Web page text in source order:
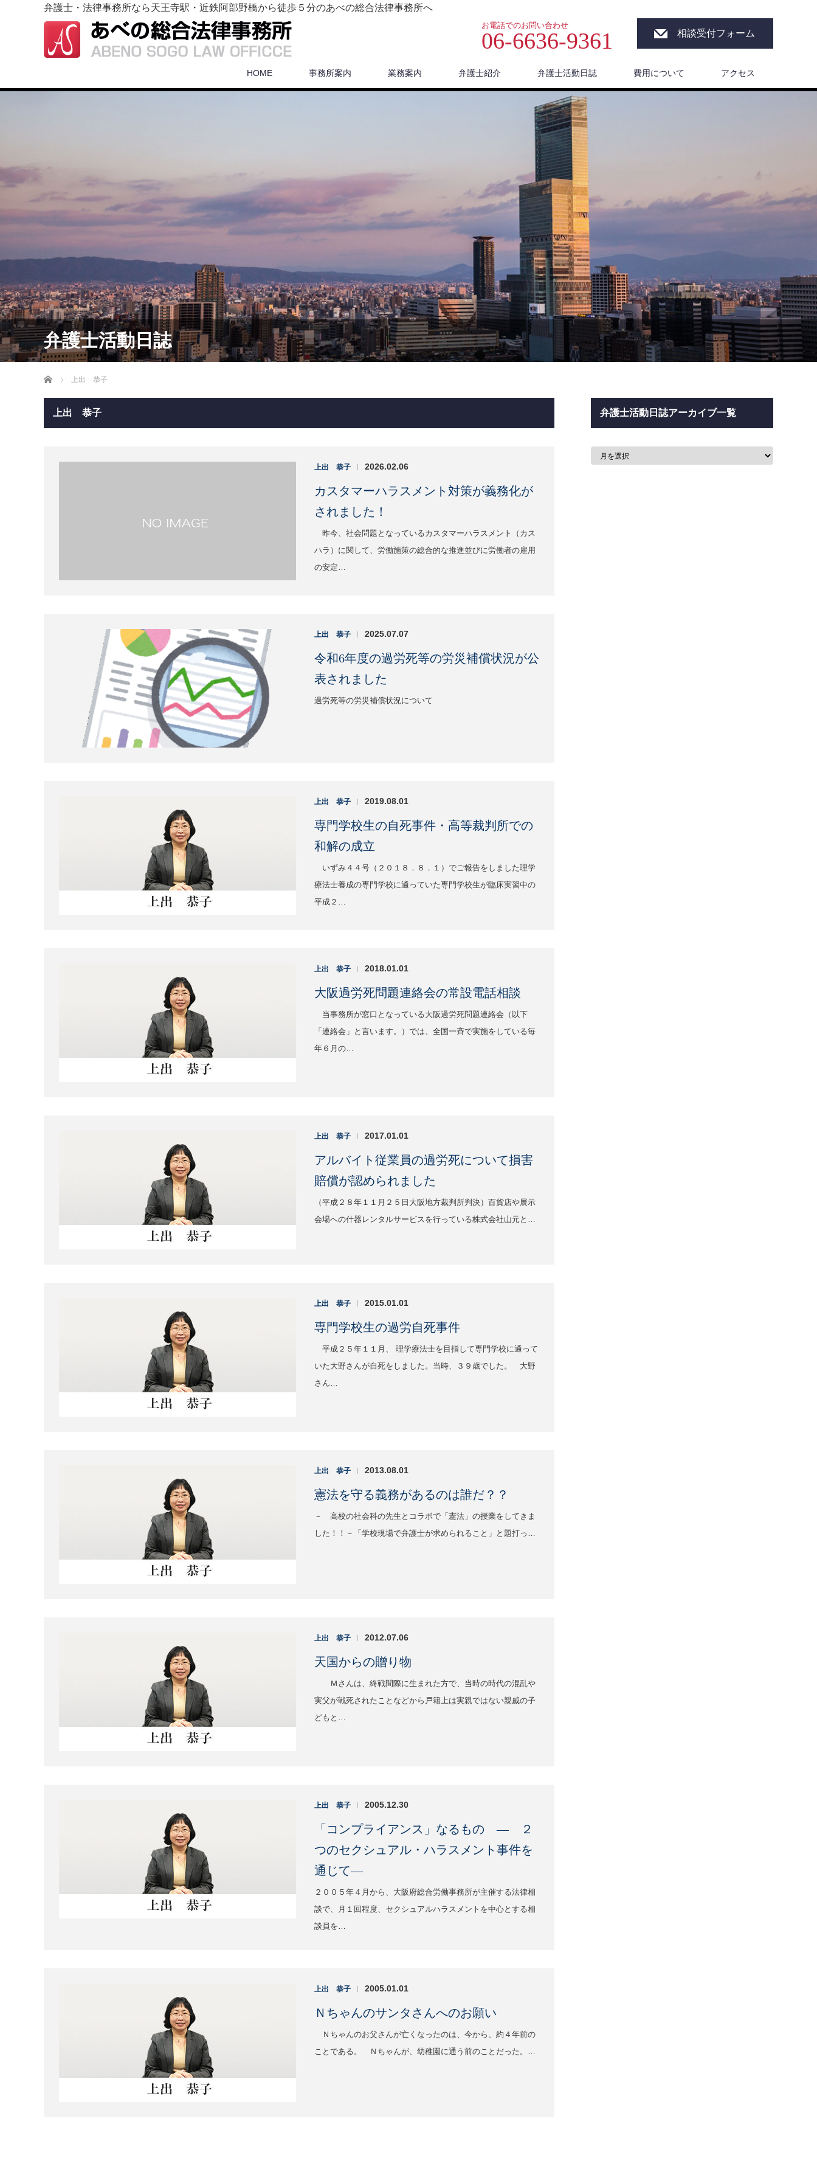
弁護士・法律事務所なら天王寺駅・近鉄阿部野橋から徒歩５分のあべの総合法律事務所へ
お電話でのお問い合わせ
06-6636-9361 相談受付フォーム
HOME 事務所案内 業務案内 弁護士紹介 弁護士活動日誌 費用について アクセス
弁護士活動日誌
ホーム 上出 恭子
上出 恭子
上出 恭子 | 2026.02.06
カスタマーハラスメント対策が義務化が
されました！
昨今、社会問題となっているカスタマーハラスメント（カス
ハラ）に関して、労働施策の総合的な推進並びに労働者の雇用
の安定…
上出 恭子 | 2025.07.07
令和6年度の過労死等の労災補償状況が公
表されました
過労死等の労災補償状況について
上出 恭子 | 2019.08.01
専門学校生の自死事件・高等裁判所での
和解の成立
いずみ４４号（２０１８．８．１）でご報告をしました理学
療法士養成の専門学校に通っていた専門学校生が臨床実習中の
平成２…
上出 恭子 | 2018.01.01
大阪過労死問題連絡会の常設電話相談
当事務所が窓口となっている大阪過労死問題連絡会（以下
「連絡会」と言います。）では、全国一斉で実施をしている毎
年６月の…
上出 恭子 | 2017.01.01
アルバイト従業員の過労死について損害
賠償が認められました
（平成２８年１１月２５日大阪地方裁判所判決）百貨店や展示
会場への什器レンタルサービスを行っている株式会社山元と…
上出 恭子 | 2015.01.01
専門学校生の過労自死事件
平成２５年１１月、 理学療法士を目指して専門学校に通って
いた大野さんが自死をしました。当時、３９歳でした。 大野
さん…
上出 恭子 | 2013.08.01
憲法を守る義務があるのは誰だ？？
－ 高校の社会科の先生とコラボで「憲法」の授業をしてきま
した！！－「学校現場で弁護士が求められること」と題打っ…
上出 恭子 | 2012.07.06
天国からの贈り物
Ｍさんは、終戦間際に生まれた方で、当時の時代の混乱や
実父が戦死されたことなどから戸籍上は実親ではない親戚の子
どもと…
上出 恭子 | 2005.12.30
「コンプライアンス」なるもの ― ２
つのセクシュアル・ハラスメント事件を
通じて―
２００５年４月から、大阪府総合労働事務所が主催する法律相
談で、月１回程度、セクシュアルハラスメントを中心とする相
談員を…
上出 恭子 | 2005.01.01
Ｎちゃんのサンタさんへのお願い
Ｎちゃんのお父さんが亡くなったのは、今から、約４年前の
ことである。 Ｎちゃんが、幼稚園に通う前のことだった。…
弁護士活動日誌アーカイブ一覧